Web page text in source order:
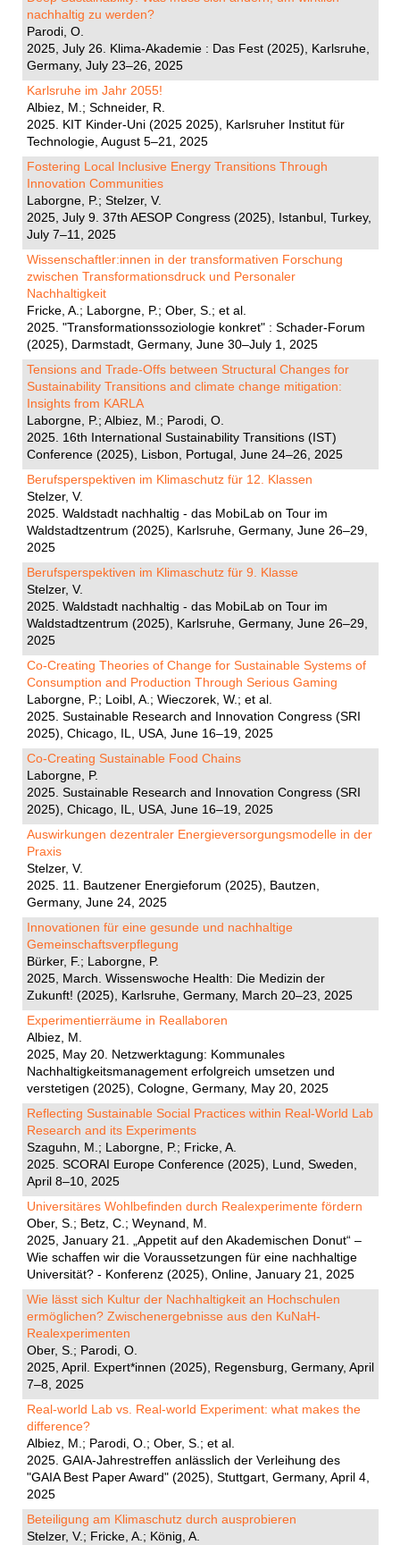
nachhaltig zu werden?
Parodi, O.
2025, July 26. Klima-Akademie : Das Fest (2025), Karlsruhe,
Germany, July 23–26, 2025
Karlsruhe im Jahr 2055!
Albiez, M.; Schneider, R.
2025. KIT Kinder-Uni (2025 2025), Karlsruher Institut für
Technologie, August 5–21, 2025
Fostering Local Inclusive Energy Transitions Through
Innovation Communities
Laborgne, P.; Stelzer, V.
2025, July 9. 37th AESOP Congress (2025), Istanbul, Turkey,
July 7–11, 2025
Wissenschaftler:innen in der transformativen Forschung
zwischen Transformationsdruck und Personaler
Nachhaltigkeit
Fricke, A.; Laborgne, P.; Ober, S.; et al.
2025. "Transformationssoziologie konkret" : Schader-Forum
(2025), Darmstadt, Germany, June 30–July 1, 2025
Tensions and Trade-Offs between Structural Changes for
Sustainability Transitions and climate change mitigation:
Insights from KARLA
Laborgne, P.; Albiez, M.; Parodi, O.
2025. 16th International Sustainability Transitions (IST)
Conference (2025), Lisbon, Portugal, June 24–26, 2025
Berufsperspektiven im Klimaschutz für 12. Klassen
Stelzer, V.
2025. Waldstadt nachhaltig - das MobiLab on Tour im
Waldstadtzentrum (2025), Karlsruhe, Germany, June 26–29,
2025
Berufsperspektiven im Klimaschutz für 9. Klasse
Stelzer, V.
2025. Waldstadt nachhaltig - das MobiLab on Tour im
Waldstadtzentrum (2025), Karlsruhe, Germany, June 26–29,
2025
Co-Creating Theories of Change for Sustainable Systems of
Consumption and Production Through Serious Gaming
Laborgne, P.; Loibl, A.; Wieczorek, W.; et al.
2025. Sustainable Research and Innovation Congress (SRI
2025), Chicago, IL, USA, June 16–19, 2025
Co-Creating Sustainable Food Chains
Laborgne, P.
2025. Sustainable Research and Innovation Congress (SRI
2025), Chicago, IL, USA, June 16–19, 2025
Auswirkungen dezentraler Energieversorgungsmodelle in der
Praxis
Stelzer, V.
2025. 11. Bautzener Energieforum (2025), Bautzen,
Germany, June 24, 2025
Innovationen für eine gesunde und nachhaltige
Gemeinschaftsverpflegung
Bürker, F.; Laborgne, P.
2025, March. Wissenswoche Health: Die Medizin der
Zukunft! (2025), Karlsruhe, Germany, March 20–23, 2025
Experimentierräume in Reallaboren
Albiez, M.
2025, May 20. Netzwerktagung: Kommunales
Nachhaltigkeitsmanagement erfolgreich umsetzen und
verstetigen (2025), Cologne, Germany, May 20, 2025
Reflecting Sustainable Social Practices within Real-World Lab
Research and its Experiments
Szaguhn, M.; Laborgne, P.; Fricke, A.
2025. SCORAI Europe Conference (2025), Lund, Sweden,
April 8–10, 2025
Universitäres Wohlbefinden durch Realexperimente fördern
Ober, S.; Betz, C.; Weynand, M.
2025, January 21. „Appetit auf den Akademischen Donut“ –
Wie schaffen wir die Voraussetzungen für eine nachhaltige
Universität? - Konferenz (2025), Online, January 21, 2025
Wie lässt sich Kultur der Nachhaltigkeit an Hochschulen
ermöglichen? Zwischenergebnisse aus den KuNaH-
Realexperimenten
Ober, S.; Parodi, O.
2025, April. Expert*innen (2025), Regensburg, Germany, April
7–8, 2025
Real-world Lab vs. Real-world Experiment: what makes the
difference?
Albiez, M.; Parodi, O.; Ober, S.; et al.
2025. GAIA-Jahrestreffen anlässlich der Verleihung des
"GAIA Best Paper Award" (2025), Stuttgart, Germany, April 4,
2025
Beteiligung am Klimaschutz durch ausprobieren
Stelzer, V.; Fricke, A.; König, A.